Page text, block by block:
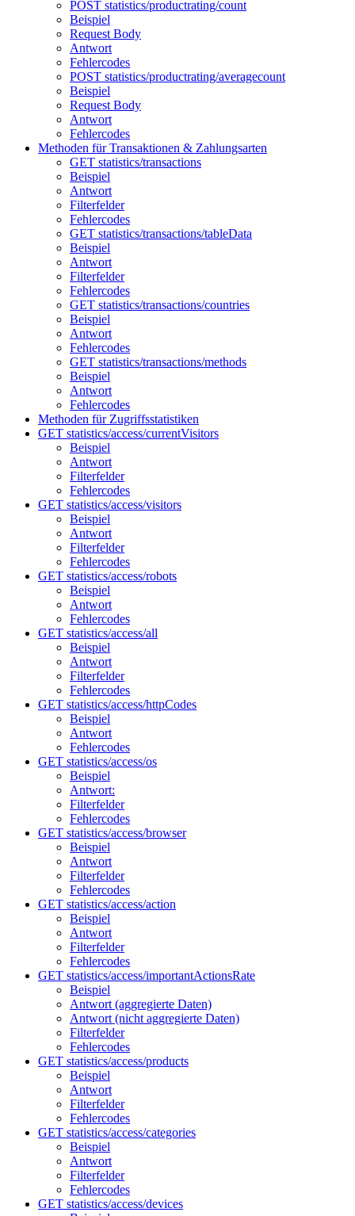
POST statistics/productrating/count
Beispiel
Request Body
Antwort
Fehlercodes
POST statistics/productrating/averagecount
Beispiel
Request Body
Antwort
Fehlercodes
Methoden für Transaktionen & Zahlungsarten
GET statistics/transactions
Beispiel
Antwort
Filterfelder
Fehlercodes
GET statistics/transactions/tableData
Beispiel
Antwort
Filterfelder
Fehlercodes
GET statistics/transactions/countries
Beispiel
Antwort
Fehlercodes
GET statistics/transactions/methods
Beispiel
Antwort
Fehlercodes
Methoden für Zugriffsstatistiken
GET statistics/access/currentVisitors
Beispiel
Antwort
Filterfelder
Fehlercodes
GET statistics/access/visitors
Beispiel
Antwort
Filterfelder
Fehlercodes
GET statistics/access/robots
Beispiel
Antwort
Fehlercodes
GET statistics/access/all
Beispiel
Antwort
Filterfelder
Fehlercodes
GET statistics/access/httpCodes
Beispiel
Antwort
Fehlercodes
GET statistics/access/os
Beispiel
Antwort:
Filterfelder
Fehlercodes
GET statistics/access/browser
Beispiel
Antwort
Filterfelder
Fehlercodes
GET statistics/access/action
Beispiel
Antwort
Filterfelder
Fehlercodes
GET statistics/access/importantActionsRate
Beispiel
Antwort (aggregierte Daten)
Antwort (nicht aggregierte Daten)
Filterfelder
Fehlercodes
GET statistics/access/products
Beispiel
Antwort
Filterfelder
Fehlercodes
GET statistics/access/categories
Beispiel
Antwort
Filterfelder
Fehlercodes
GET statistics/access/devices